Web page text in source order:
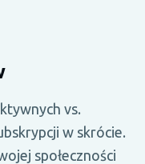
vs.
w skrócie.
społeczności